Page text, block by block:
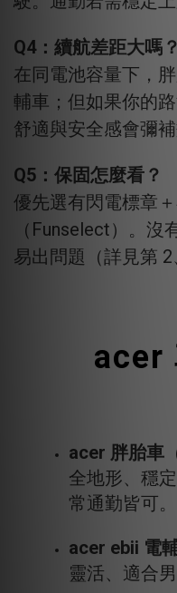
Q4：續航差距大嗎？
在同電池容量下，
輔車；但如果你的
舒適與安全感會彌補
Q5：保固怎麼看？
優先選有閃電標章
（Funselect）。
易出問題（詳見第 2
acer
acer 胖胎車
全地形、穩
常通勤皆可。
acer ebii 電
靈活、適合